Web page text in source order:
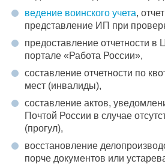
ведение воинского учета,
представление ИП при
предоставление отчетности в
портале «Работа России»,
составление отчетности по
мест (инвалиды),
составление актов,
Почтой России в случае
(прогул),
восстановление
порче документов или